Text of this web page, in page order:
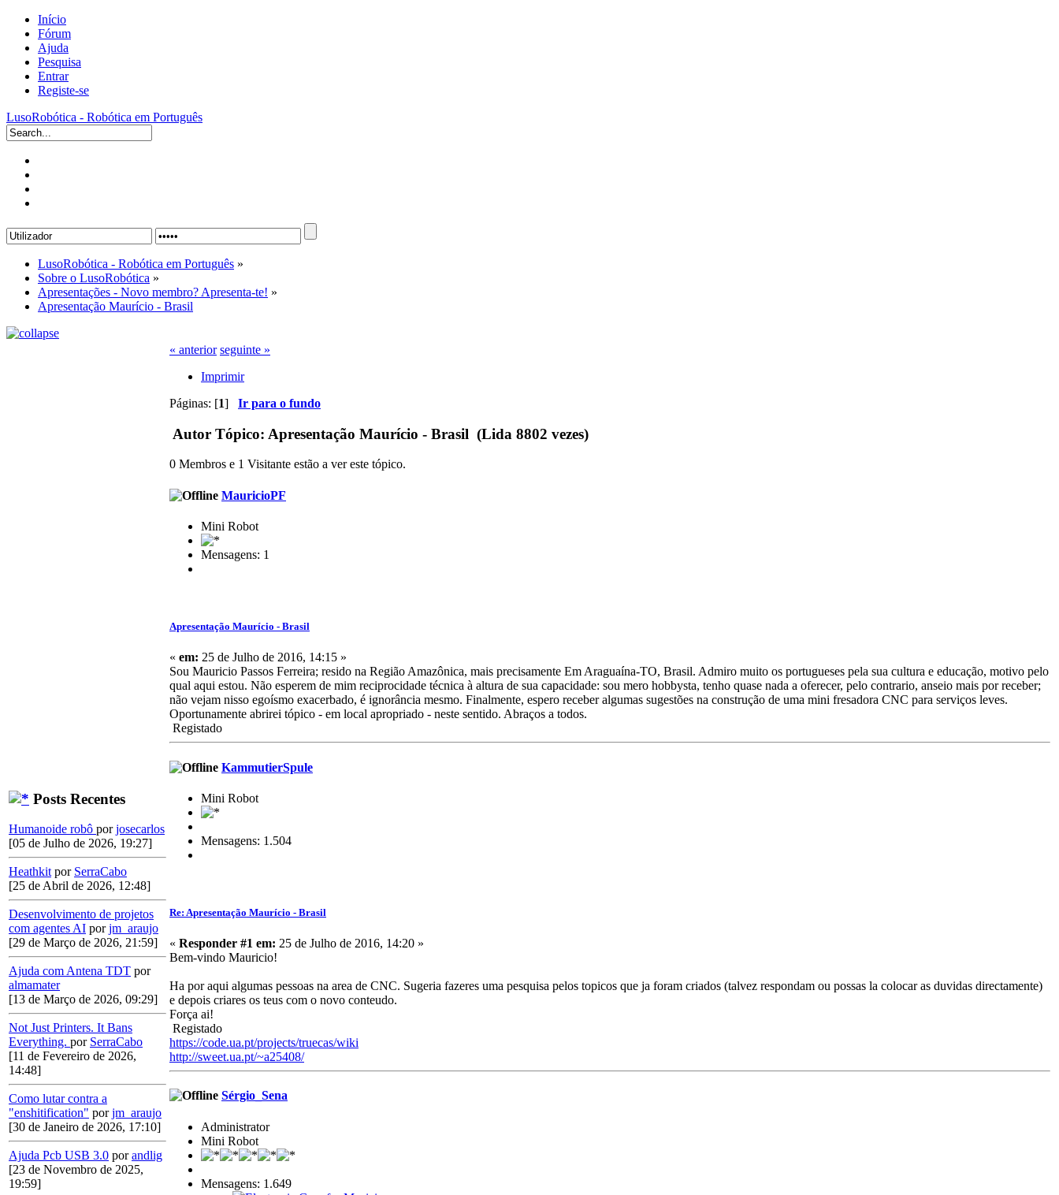
Início
Fórum
Ajuda
Pesquisa
Entrar
Registe-se
LusoRobótica - Robótica em Português
LusoRobótica - Robótica em Português »
Sobre o LusoRobótica »
Apresentações - Novo membro? Apresenta-te! »
Apresentação Maurício - Brasil
Posts Recentes
Humanoide robô porjosecarlos
[05 de Julho de 2026, 19:27]
Heathkit por SerraCabo
[25 de Abril de 2026, 12:48]
Desenvolvimento de projetos
com agentes AI porjm_araujo
[29 de Março de 2026, 21:59]
Ajuda com Antena TDT por
almamater
[13 de Março de 2026, 09:29]
Not Just Printers. It Bans
Everything. por SerraCabo
[11 de Fevereiro de 2026,
14:48]
Como lutar contra a
"enshitification" porjm_araujo
[30 de Janeiro de 2026, 17:10]
Ajuda Pcb USB 3.0 porandlig
[23 de Novembro de 2025,
19:59]
« anterior seguinte »
Imprimir
Páginas: [1] Ir para o fundo
Autor Tópico: Apresentação Maurício - Brasil (Lida 8802 vezes)
0 Membros e 1 Visitante estão a ver este tópico.
MauricioPF
Mini Robot
Mensagens: 1
Apresentação Maurício - Brasil
« em: 25 de Julho de 2016, 14:15 »
Sou Mauricio Passos Ferreira; resido na Região Amazônica, mais precisamente Em Araguaína-TO, Brasil. Admiro muito os portugueses pela sua cultura e educação, motivo pelo
qual aqui estou. Não esperem de mim reciprocidade técnica à altura de sua capacidade: sou mero hobbysta, tenho quase nada a oferecer, pelo contrario, anseio mais por receber;
não vejam nisso egoísmo exacerbado, é ignorância mesmo. Finalmente, espero receber algumas sugestões na construção de uma mini fresadora CNC para serviços leves.
Oportunamente abrirei tópico - em local apropriado - neste sentido. Abraços a todos.
Registado
KammutierSpule
Mini Robot
Mensagens: 1.504
Re: Apresentação Maurício - Brasil
« Responder #1 em: 25 de Julho de 2016, 14:20 »
Bem-vindo Mauricio!
Ha por aqui algumas pessoas na area de CNC. Sugeria fazeres uma pesquisa pelos topicos que ja foram criados (talvez respondam ou possas la colocar as duvidas directamente)
e depois criares os teus com o novo conteudo.
Força ai!
Registado
https://code.ua.pt/projects/truecas/wiki
http://sweet.ua.pt/~a25408/
Sérgio_Sena
Administrator
Mini Robot
Mensagens: 1.649